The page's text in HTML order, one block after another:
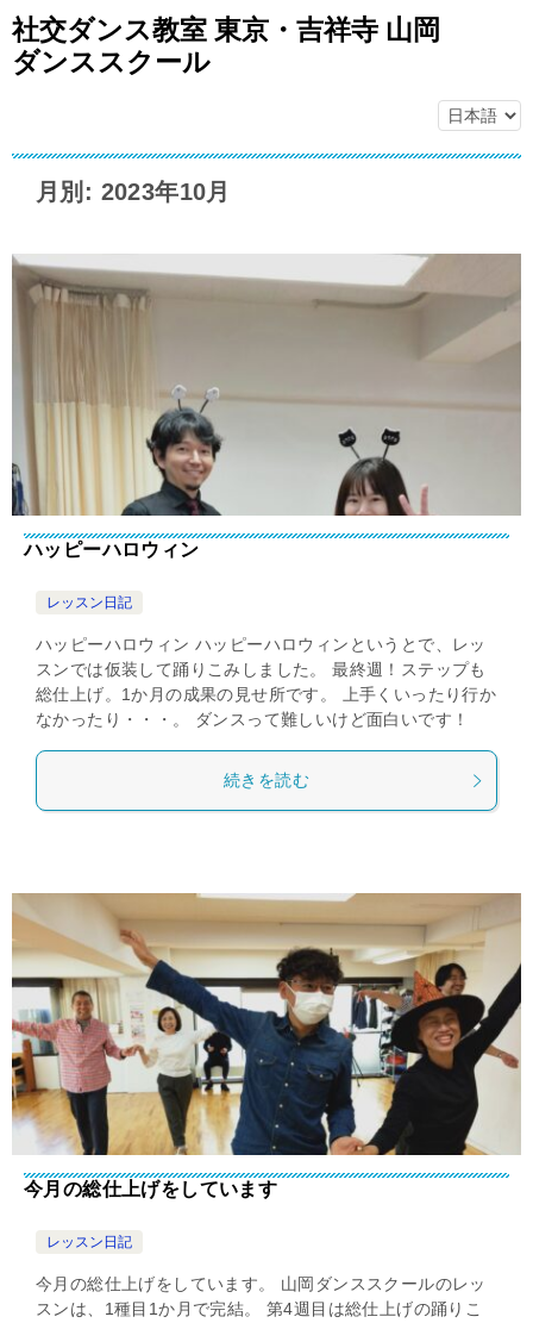
社交ダンス教室 東京・吉祥寺 山岡
ダンススクール
月別: 2023年10月
ハッピーハロウィン
レッスン日記
ハッピーハロウィン ハッピーハロウィンというとで、レッ
スンでは仮装して踊りこみしました。 最終週！ステップも
総仕上げ。1か月の成果の見せ所です。 上手くいったり行か
なかったり・・・。 ダンスって難しいけど面白いです！
続きを読む
今月の総仕上げをしています
レッスン日記
今月の総仕上げをしています。 山岡ダンススクールのレッ
スンは、1種目1か月で完結。 第4週目は総仕上げの踊りこ